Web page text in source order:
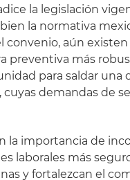
la legislación
la normativa
aún
preventiva más
para saldar una
demandas de
la importancia de
laborales más
y fortalezcan el